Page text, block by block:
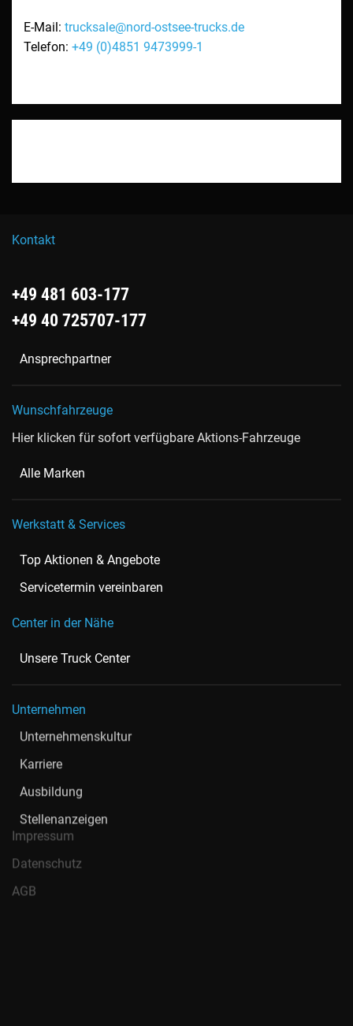
E-Mail: trucksale@nord-ostsee-trucks.de
Telefon: +49 (0)4851 9473999-1
Kontakt
+49 481 603-177
+49 40 725707-177
Ansprechpartner
Wunschfahrzeuge
Hier klicken für sofort verfügbare Aktions-Fahrzeuge
Alle Marken
Werkstatt & Services
Top Aktionen & Angebote
Servicetermin vereinbaren
Center in der Nähe
Unsere Truck Center
Unternehmen
Unternehmenskultur
Karriere
Ausbildung
Stellenanzeigen
Impressum
Datenschutz